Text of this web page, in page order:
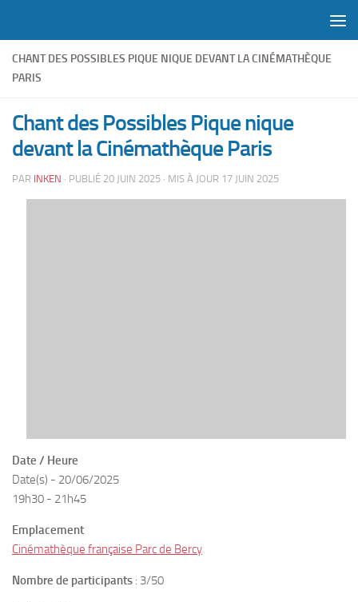
CHANT DES POSSIBLES PIQUE NIQUE DEVANT LA CINÉMATHÈQUE
PARIS
Chant des Possibles Pique nique
devant la Cinémathèque Paris
PAR INKEN · PUBLIÉ 20 JUIN 2025 · MIS À JOUR 17 JUIN 2025
Date / Heure
Date(s) - 20/06/2025
19h30 - 21h45
Emplacement
Cinémathèque française Parc de Bercy
Nombre de participants : 3/50